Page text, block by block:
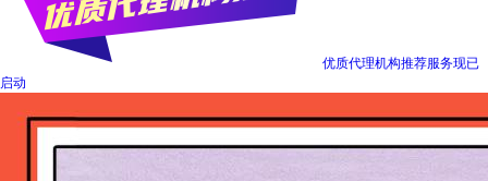
优质代理机构推荐服务现已
启动